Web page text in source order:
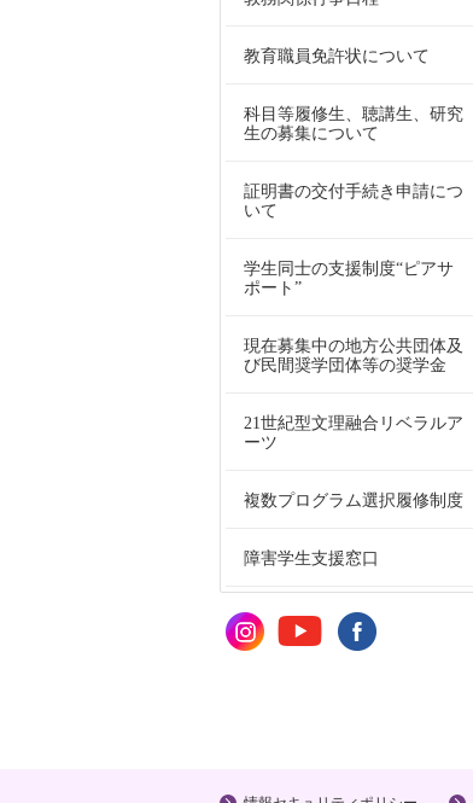
教育職員免許状について
科目等履修生、聴講生、研究
生の募集について
証明書の交付手続き申請につ
いて
学生同士の支援制度“ピアサ
ポート”
現在募集中の地方公共団体及
び民間奨学団体等の奨学金
21世紀型文理融合リベラルア
ーツ
複数プログラム選択履修制度
障害学生支援窓口